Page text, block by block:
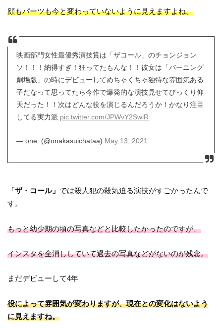
顔もパーツも今と変わっていないように見えますよね。
映画部門女性最優秀演技賞は「ザコール」のチョンジョン
ソ！！！納得すぎ！狂ってたもんな！！彼女は「バーニング
劇場版」の時にデビューしてめちゃくちゃ独特な雰囲気ある
子だなって思ってたら今作で爆発的な演技見せてびっくり仰
天だった！！次はどんな役を演じるんだろうか！かなり注目
してる実力派 pic.twitter.com/JPWvY2SwlR
— one. (@onakasuichataa) May 13, 2021
「ザ・コール」 では殺人犯の殺気迫る演技がすごかったんで
す。
もっと幼少期の頃の写真などと比較したかったのですが、
インスタを全消ししていて過去の写真などがないのが残念。
まだデビューして4年
役によって雰囲気が変わりますが、現在との変化はないよう
に見えますね。